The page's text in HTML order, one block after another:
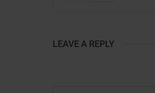
LEAVE A REPLY